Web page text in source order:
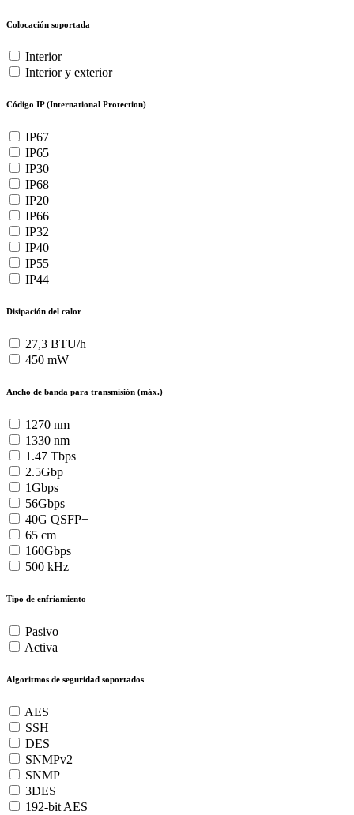
Colocación soportada
Interior
Interior y exterior
Código IP (International Protection)
IP67
IP65
IP30
IP68
IP20
IP66
IP32
IP40
IP55
IP44
Disipación del calor
27,3 BTU/h
450 mW
Ancho de banda para transmisión (máx.)
1270 nm
1330 nm
1.47 Tbps
2.5Gbp
1Gbps
56Gbps
40G QSFP+
65 cm
160Gbps
500 kHz
Tipo de enfriamiento
Pasivo
Activa
Algoritmos de seguridad soportados
AES
SSH
DES
SNMPv2
SNMP
3DES
192-bit AES